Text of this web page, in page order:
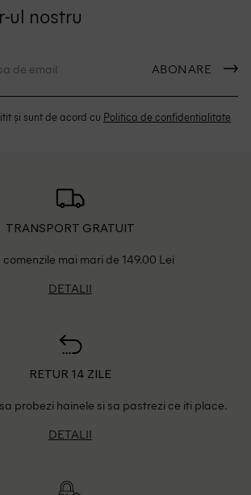
ul nostru
ABONARE
și sunt de acord cu Politica de confidentialitate
TRANSPORT GRATUIT
comenzile mai mari de 149.00 Lei
DETALII
RETUR 14 ZILE
probezi hainele si sa pastrezi ce iti place.
DETALII